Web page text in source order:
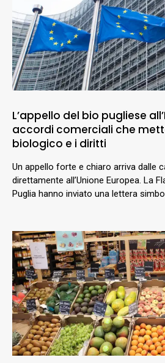
L’appello del bio pugliese
accordi comerciali che
biologico e i diritti
Un appello forte e chiaro arriva dalle
direttamente all’Unione Europea. La
Puglia hanno inviato una lettera